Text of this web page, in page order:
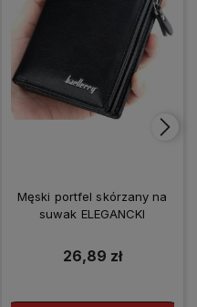
Męski portfel skórzany na
suwak ELEGANCKI
26,89 zł